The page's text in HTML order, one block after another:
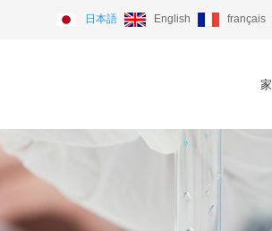
日本語 English français
家